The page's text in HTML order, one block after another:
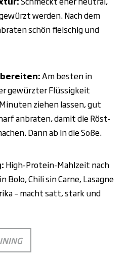
werden. Nach dem
schön fleischig und
Am besten in
gewürzter Flüssigkeit
ziehen lassen, gut
anbraten, damit die Röst-
Dann ab in die Soße.
High-Protein-Mahlzeit nach
Bolo, Chili sin Carne, Lasagne
– macht satt, stark und